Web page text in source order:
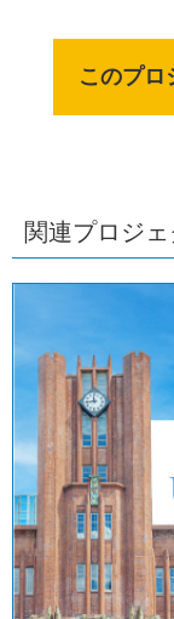
このプロ
関連プロジェ